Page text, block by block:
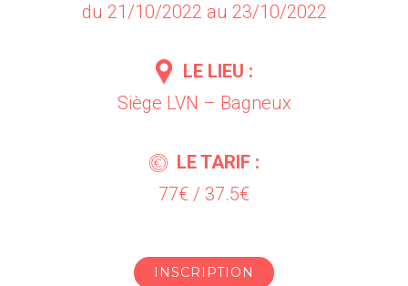
du 21/10/2022 au 23/10/2022
LE LIEU :
Siège LVN – Bagneux
LE TARIF :
77€ / 37.5€
INSCRIPTION